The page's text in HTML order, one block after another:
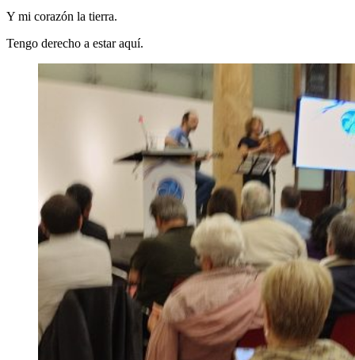
Y mi corazón la tierra.
Tengo derecho a estar aquí.